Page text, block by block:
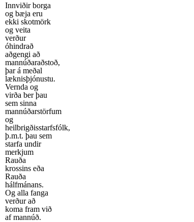
Innviðir borga
og bæja eru
ekki skotmörk
og veita
verður
óhindrað
aðgengi að
mannúðaraðstoð,
þar á meðal
læknisþjónustu.
Vernda og
virða ber þau
sem sinna
mannúðarstörfum
og
heilbrigðisstarfsfólk,
þ.m.t. þau sem
starfa undir
merkjum
Rauða
krossins eða
Rauða
hálfmánans.
Og alla fanga
verður að
koma fram við
af mannúð.